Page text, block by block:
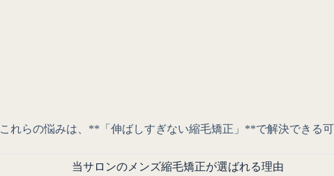
これらの悩みは、 **「伸ばしすぎない縮毛矯正」**で解決できる
当サロンのメンズ縮毛矯正が選ばれる理由